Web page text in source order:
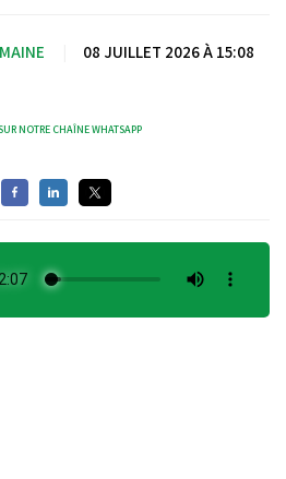
08 JUILLET 2026 À 15:08
NOTRE CHAÎNE WHATSAPP